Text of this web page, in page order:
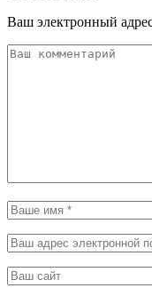
Ваш электронный